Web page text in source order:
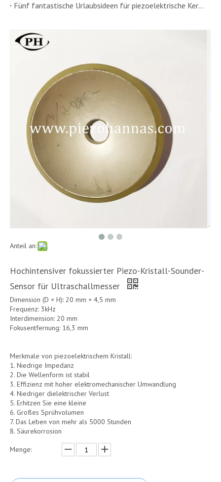
Fünf fantastische Urlaubsideen für piezoelektrische Keramik
Anteil an:
Hochintensiver fokussierter Piezo-Kristall-Sounder-
Sensor für Ultraschallmesser
Dimension (D × H): 20 mm × 4,5 mm
Frequenz: 3kHz
Interdimension: 20 mm
Fokusentfernung: 16,3 mm
Merkmale von piezoelektrischem Kristall:
1. Niedrige Impedanz
2. Die Wellenform ist stabil
3. Effizienz mit hoher elektromechanischer Umwandlung
4. Niedriger dielektrischer Verlust
5. Erhitzen Sie eine kleine
6. Großes Sprühvolumen
7. Das Leben von mehr als 5000 Stunden
8. Säurekorrosion
Menge: